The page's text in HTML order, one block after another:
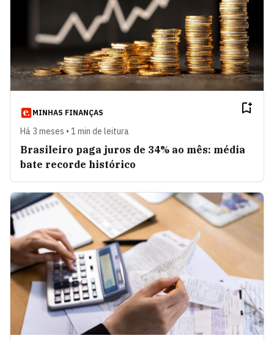
MINHAS FINANÇAS
Há 3 meses • 1 min de leitura
Brasileiro paga juros de 34% ao mês: média
bate recorde histórico